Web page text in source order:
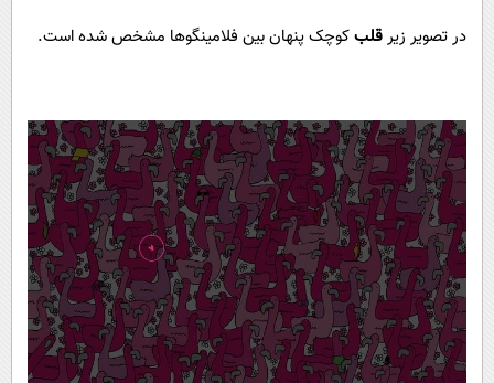
در تصویر زیرقلبکوچک پنهان بین فلامینگوها مشخص شده است.